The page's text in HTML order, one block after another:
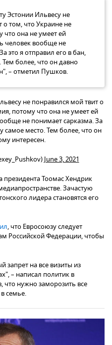
Эстонии Ильвесу не
о том, что Украине не
она не умеет ей
человек вообще не
это я отправил его в бан,
Тем более, что он давно
– отметил Пушков.
не понравился мой твит о
потому что она не умеет ей
не понимает сарказма. За
самое место. Тем более, что он
интересен.
June 3, 2021
президента Тоомас Хендрик
Зачастую
лидера становятся его
, что Евросоюзу следует
Российской Федерации, чтобы
на все визиты из
– написал политик в
что нужно заморозить все
семье.